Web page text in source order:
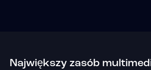
Największy zasób